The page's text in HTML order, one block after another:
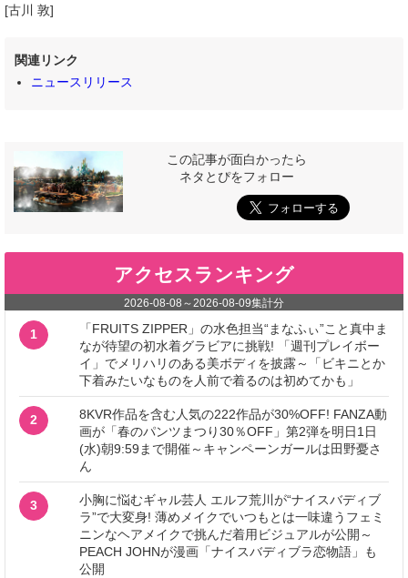
[古川 敦]
関連リンク
ニュースリリース
この記事が面白かったら
ネタとぴをフォロー
アクセスランキング
2026-08-08 ～ 2026-08-09集計分
1
「FRUITS ZIPPER」の水色担当“まなふぃ”こと真中ま
なが待望の初水着グラビアに挑戦! 「週刊プレイボー
イ」でメリハリのある美ボディを披露～「ビキニとか
下着みたいなものを人前で着るのは初めてかも」
2
8KVR作品を含む人気の222作品が30%OFF! FANZA動
画が「春のパンツまつり30％OFF」第2弾を明日1日
(水)朝9:59まで開催～キャンペーンガールは田野憂さ
ん
3
小胸に悩むギャル芸人 エルフ荒川が“ナイスバディブ
ラ”で大変身! 薄めメイクでいつもとは一味違うフェミ
ニンなヘアメイクで挑んだ着用ビジュアルが公開～
PEACH JOHNが漫画「ナイスバディブラ恋物語」も
公開